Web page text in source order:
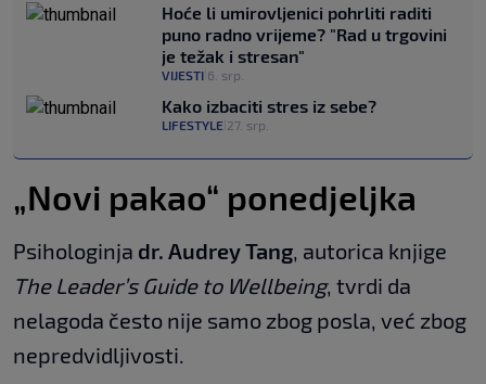
Hoće li umirovljenici pohrliti raditi
puno radno vrijeme? "Rad u trgovini
je težak i stresan"
VIJESTI 6. srp.
Kako izbaciti stres iz sebe?
LIFESTYLE 27. srp.
„Novi pakao“ ponedjeljka
Psihologinja dr. Audrey Tang , autorica knjige
The Leader’s Guide to Wellbeing, tvrdi da
nelagoda često nije samo zbog posla, već zbog
nepredvidljivosti.